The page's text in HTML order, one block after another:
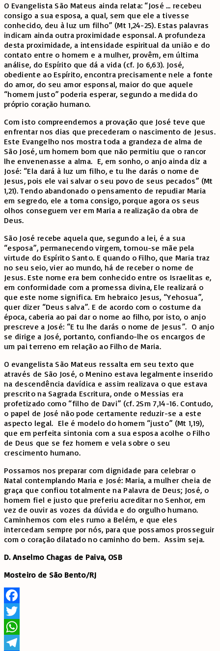
O Evangelista São Mateus ainda relata: “José … recebeu
consigo a sua esposa, a qual, sem que ele a tivesse
conhecido, deu à luz um filho” (Mt 1,24-25). Estas palavras
indicam ainda outra proximidade esponsal. A profundeza
desta proximidade, a intensidade espiritual da união e do
contato entre o homem e a mulher, provêm, em última
análise, do Espírito que dá a vida (cf. Jo 6,63). José,
obediente ao Espírito, encontra precisamente nele a fonte
do amor, do seu amor esponsal, maior do que aquele
“homem justo” poderia esperar, segundo a medida do
próprio coração humano.
Com isto compreendemos a provação que José teve que
enfrentar nos dias que precederam o nascimento de Jesus.
Este Evangelho nos mostra toda a grandeza de alma de
São José, um homem bom que não permitiu que o rancor
lhe envenenasse a alma. E, em sonho, o anjo ainda diz a
José: “Ela dará à luz um filho, e tu lhe darás o nome de
Jesus, pois ele vai salvar o seu povo de seus pecados” (Mt
1,21). Tendo abandonado o pensamento de repudiar Maria
em segredo, ele a toma consigo, porque agora os seus
olhos conseguem ver em Maria a realização da obra de
Deus.
São José recebe aquela que, segundo a lei, é a sua
“esposa”, permanecendo virgem, tornou-se mãe pela
virtude do Espírito Santo. E quando o Filho, que Maria traz
no seu seio, vier ao mundo, há de receber o nome de
Jesus. Este nome era bem conhecido entre os Israelitas e,
em conformidade com a promessa divina, Ele realizará o
que este nome significa. Em hebraico Jesus, “Yehosua”,
quer dizer “Deus salva”. E de acordo com o costume da
época, caberia ao pai dar o nome ao filho, por isto, o anjo
prescreve a José: “E tu lhe darás o nome de Jesus”. O anjo
se dirige a José, portanto, confiando-lhe os encargos de
um pai terreno em relação ao Filho de Maria.
O evangelista São Mateus ressalta em seu texto que
através de São José, o Menino estava legalmente inserido
na descendência davídica e assim realizava o que estava
prescrito na Sagrada Escritura, onde o Messias era
profetizado como “filho de Davi” (cf. 2Sm 7,14-16. Contudo,
o papel de José não pode certamente reduzir-se a este
aspecto legal. Ele é modelo do homem “justo” (Mt 1,19),
que em perfeita sintonia com a sua esposa acolhe o Filho
de Deus que se fez homem e vela sobre o seu
crescimento humano.
Possamos nos preparar com dignidade para celebrar o
Natal contemplando Maria e José: Maria, a mulher cheia de
graça que confiou totalmente na Palavra de Deus; José, o
homem fiel e justo que preferiu acreditar no Senhor, em
vez de ouvir as vozes da dúvida e do orgulho humano.
Caminhemos com eles rumo a Belém, e que eles
intercedam sempre por nós, para que possamos prosseguir
com o coração dilatado no caminho do bem. Assim seja.
D. Anselmo Chagas de Paiva, OSB
Mosteiro de São Bento/RJ
Facebook
Twitter
WhatsApp